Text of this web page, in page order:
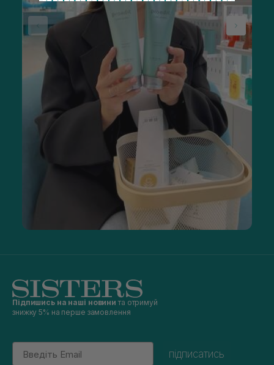
Підпишись на наші новини та отримуй
знижку 5% на перше замовлення
Email
підписатись